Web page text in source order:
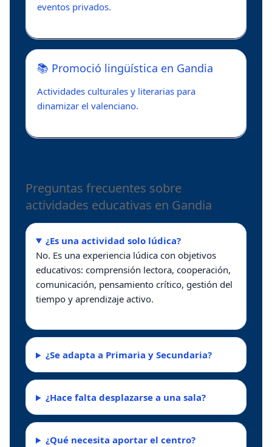
eventos privados.
📚 Promoció lingüística en Gandia
Actividades culturales y literarias para
dinamizar el valenciano.
Preguntas frecuentes sobre
actividades educativas en Gandia
¿Es una actividad solo lúdica?
No. Es una experiencia lúdica con objetivos
educativos: comprensión lectora, cooperación,
comunicación, pensamiento crítico, gestión del
tiempo y aprendizaje activo.
¿Se adapta a Primaria y Secundaria?
¿Hace falta desplazarse a una sala?
¿Qué necesita aportar el centro?